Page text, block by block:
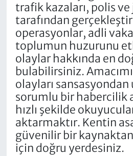
trafik kazaları, polis
tarafından
operasyonlar, adli
toplumun huzurunu
olaylar hakkında en
bulabilirsiniz.
olayları sansasyondan
sorumlu bir habercilik
hızlı şekilde
aktarmaktır. Kentin
güvenilir bir
için doğru yerdesiniz.